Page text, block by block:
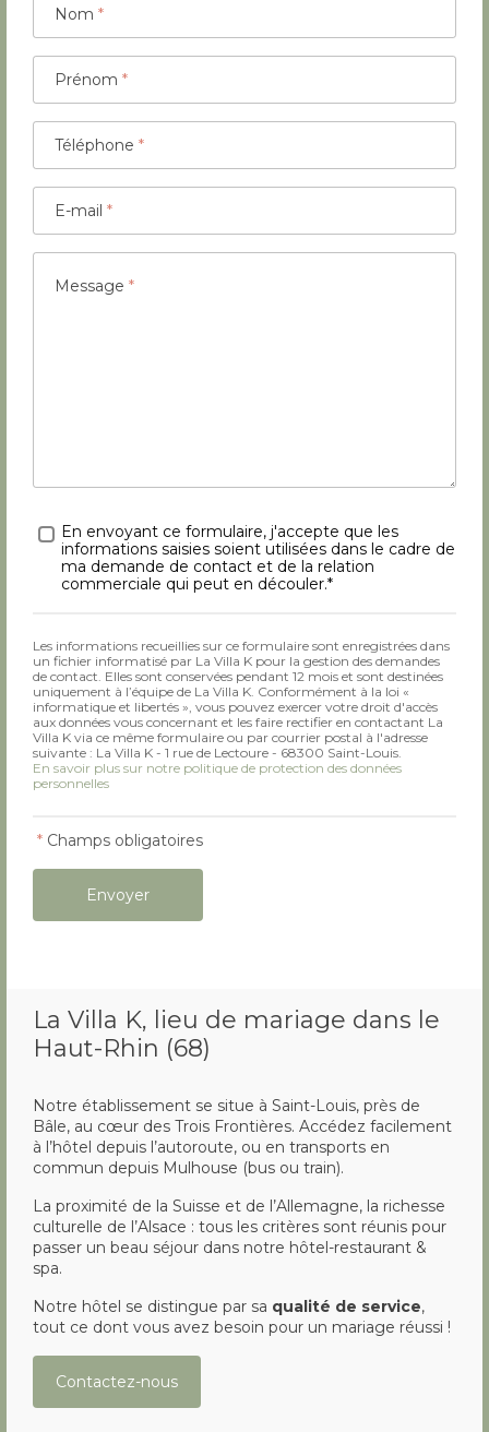
Nom *
Prénom *
Téléphone *
E-mail *
Message *
Traitement des données *
En envoyant ce formulaire, j'accepte que les
informations saisies soient utilisées dans le cadre de
ma demande de contact et de la relation
commerciale qui peut en découler.*
Les informations recueillies sur ce formulaire sont enregistrées dans
un fichier informatisé par La Villa K pour la gestion des demandes
de contact. Elles sont conservées pendant 12 mois et sont destinées
uniquement à l’équipe de La Villa K. Conformément à la loi «
informatique et libertés », vous pouvez exercer votre droit d'accès
aux données vous concernant et les faire rectifier en contactant La
Villa K via ce même formulaire ou par courrier postal à l'adresse
suivante : La Villa K - 1 rue de Lectoure - 68300 Saint-Louis.
En savoir plus sur notre politique de protection des données
personnelles
* Champs obligatoires
La Villa K, lieu de mariage dans le
Haut-Rhin (68)
Notre établissement se situe à Saint-Louis, près de
Bâle, au cœur des Trois Frontières. Accédez facilement
à l’hôtel depuis l’autoroute, ou en transports en
commun depuis Mulhouse (bus ou train).
La proximité de la Suisse et de l’Allemagne, la richesse
culturelle de l’Alsace : tous les critères sont réunis pour
passer un beau séjour dans notre hôtel-restaurant &
spa.
Notre hôtel se distingue par sa qualité de service,
tout ce dont vous avez besoin pour un mariage réussi !
Contactez-nous